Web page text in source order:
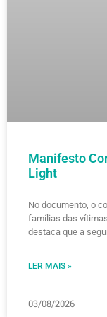
Manifesto
Light
No documento, o
famílias das
destaca que a
LER MAIS »
03/08/2026